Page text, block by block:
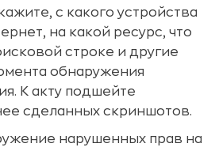
с какого устройства
на какой ресурс, что
строке и другие
обнаружения
К акту подшейте
сделанных скриншотов.
нарушенных прав на